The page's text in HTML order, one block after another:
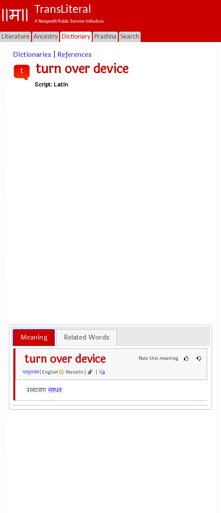
TransLiteral
A Nonprofit Public Service Initiative.
Literature Ancestry Dictionary Prashna Search
Dictionaries References
t turn over device
Script:Latin
Meaning Related Words
Rate this meaning
turn over device
धातूशास्त्र| English Marathi | |
उलटवणसाधन